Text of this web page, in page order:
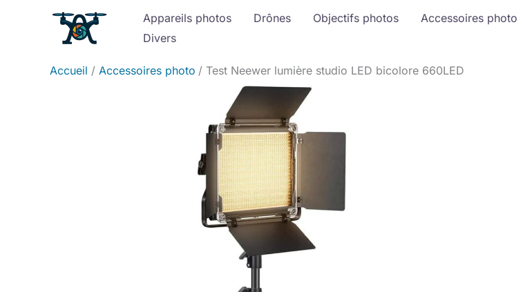
Appareils photos Drônes Objectifs photos Accessoires photo
Divers
Accueil Accessoires photo Test Neewer lumière studio LED bicolore 660LED